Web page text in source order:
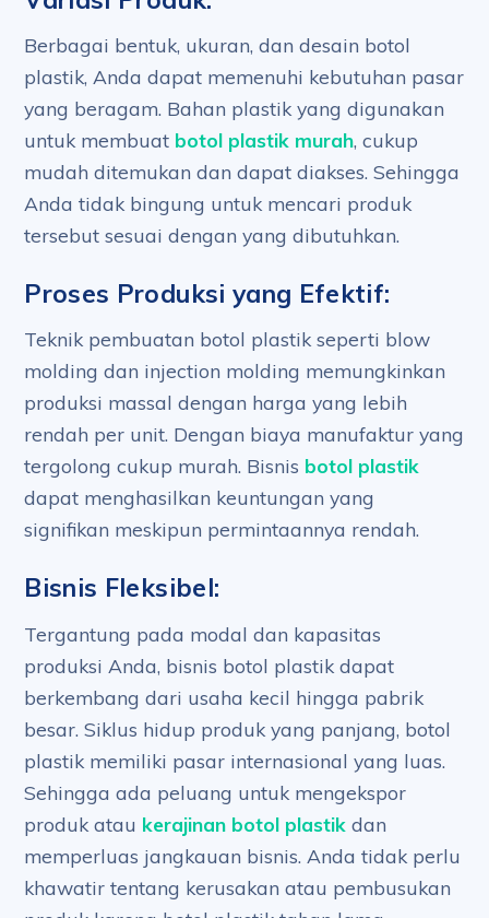
Berbagai bentuk, ukuran, dan desain botol
plastik, Anda dapat memenuhi kebutuhan pasar
yang beragam. Bahan plastik yang digunakan
untuk membuat botol plastik murah, cukup
mudah ditemukan dan dapat diakses. Sehingga
Anda tidak bingung untuk mencari produk
tersebut sesuai dengan yang dibutuhkan.
Proses Produksi yang Efektif:
Teknik pembuatan botol plastik seperti blow
molding dan injection molding memungkinkan
produksi massal dengan harga yang lebih
rendah per unit. Dengan biaya manufaktur yang
tergolong cukup murah. Bisnis botol plastik
dapat menghasilkan keuntungan yang
signifikan meskipun permintaannya rendah.
Bisnis Fleksibel:
Tergantung pada modal dan kapasitas
produksi Anda, bisnis botol plastik dapat
berkembang dari usaha kecil hingga pabrik
besar. Siklus hidup produk yang panjang, botol
plastik memiliki pasar internasional yang luas.
Sehingga ada peluang untuk mengekspor
produk atau kerajinan botol plastik dan
memperluas jangkauan bisnis. Anda tidak perlu
khawatir tentang kerusakan atau pembusukan